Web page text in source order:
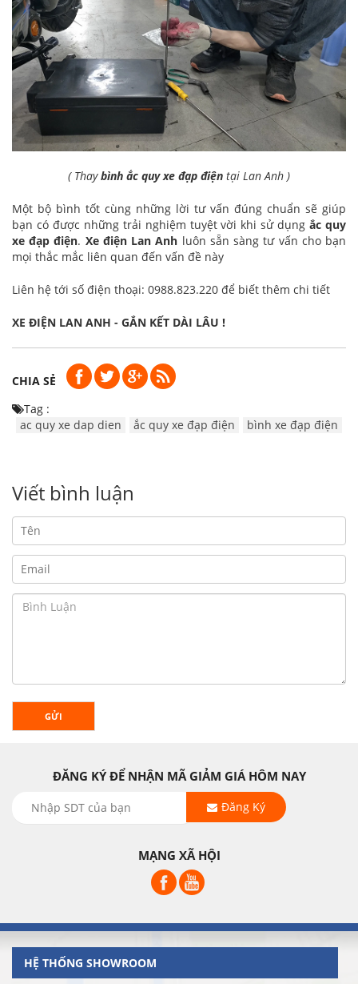
( Thaybình ắc quy xe đạp điện tại Lan Anh )
Một bộ bình tốt cùng những lời tư vấn đúng chuẩn sẽ giúp
bạn có được những trải nghiệm tuyệt vời khi sử dụngắc quy
xe đạp điện. Xe điện Lan Anh luôn sẵn sàng tư vấn cho bạn
mọi thắc mắc liên quan đến vấn đề này
Liên hệ tới số điện thoại: 0988.823.220 để biết thêm chi tiết
XE ĐIỆN LAN ANH - GẮN KẾT DÀI LÂU !
CHIA SẺ
Tag :
ac quy xe dap dien
ắc quy xe đạp điện bình xe đạp điện
Viết bình luận
GỬI
ĐĂNG KÝ ĐỂ NHẬN MÃ GIẢM GIÁ HÔM NAY
Đăng Ký
MẠNG XÃ HỘI
HỆ THỐNG SHOWROOM